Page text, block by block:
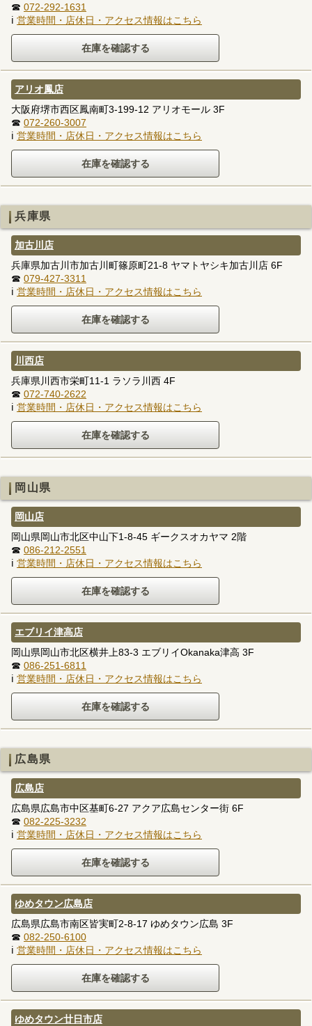
☎ 072-292-1631
ℹ 営業時間・店休日・アクセス情報はこちら
アリオ鳳店
大阪府堺市西区鳳南町3-199-12 アリオモール 3F
☎ 072-260-3007
ℹ 営業時間・店休日・アクセス情報はこちら
兵庫県
加古川店
兵庫県加古川市加古川町篠原町21-8 ヤマトヤシキ加古川店 6F
☎ 079-427-3311
ℹ 営業時間・店休日・アクセス情報はこちら
川西店
兵庫県川西市栄町11-1 ラソラ川西 4F
☎ 072-740-2622
ℹ 営業時間・店休日・アクセス情報はこちら
岡山県
岡山店
岡山県岡山市北区中山下1-8-45 ギークスオカヤマ 2階
☎ 086-212-2551
ℹ 営業時間・店休日・アクセス情報はこちら
エブリイ津高店
岡山県岡山市北区横井上83-3 エブリイOkanaka津高 3F
☎ 086-251-6811
ℹ 営業時間・店休日・アクセス情報はこちら
広島県
広島店
広島県広島市中区基町6-27 アクア広島センター街 6F
☎ 082-225-3232
ℹ 営業時間・店休日・アクセス情報はこちら
ゆめタウン広島店
広島県広島市南区皆実町2-8-17 ゆめタウン広島 3F
☎ 082-250-6100
ℹ 営業時間・店休日・アクセス情報はこちら
ゆめタウン廿日市店